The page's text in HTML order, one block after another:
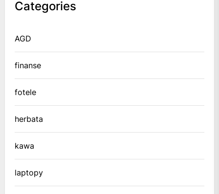
Categories
AGD
finanse
fotele
herbata
kawa
laptopy